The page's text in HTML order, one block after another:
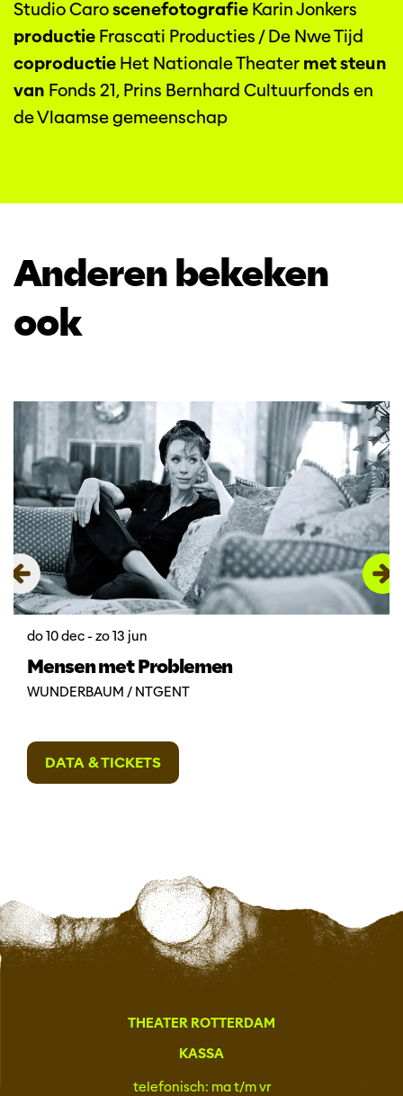
Studio Caroscenefotografie Karin Jonkers
productie Frascati Producties / De Nwe Tijd
coproductie Het Nationale Theater met steun
van Fonds 21, Prins Bernhard Cultuurfonds en
de Vlaamse gemeenschap
Anderen bekeken
ook
Mensen met Problemen
WUNDERBAUM / NTGENT
do 10 dec- zo 13 jun
DATA & TICKETS
THEATER ROTTERDAM
KASSA
telefonisch: ma t/m vr